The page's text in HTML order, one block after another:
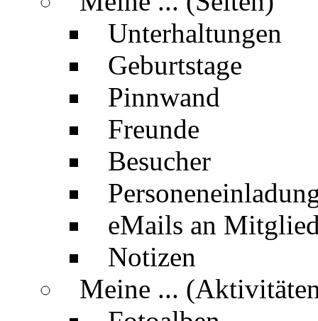
Unterhaltungen
Geburtstage
Pinnwand
Freunde
Besucher
eMails an
Notizen
Meine ...